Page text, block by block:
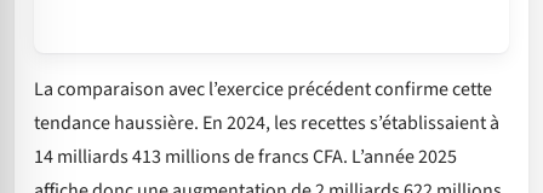
La comparaison avec l’exercice précédent confirme cette
tendance haussière. En 2024, les recettes s’établissaient à
14 milliards 413 millions de francs CFA. L’année 2025